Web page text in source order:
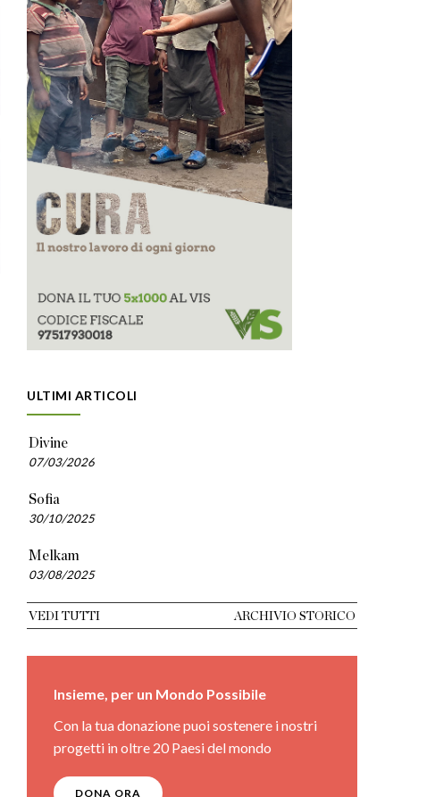
ULTIMI ARTICOLI
Divine
07/03/2026
Sofia
30/10/2025
Melkam
03/08/2025
VEDI TUTTI ARCHIVIO STORICO
Insieme, per un Mondo Possibile
Con la tua donazione puoi sostenere i nostri
progetti in oltre 20 Paesi del mondo
DONA ORA